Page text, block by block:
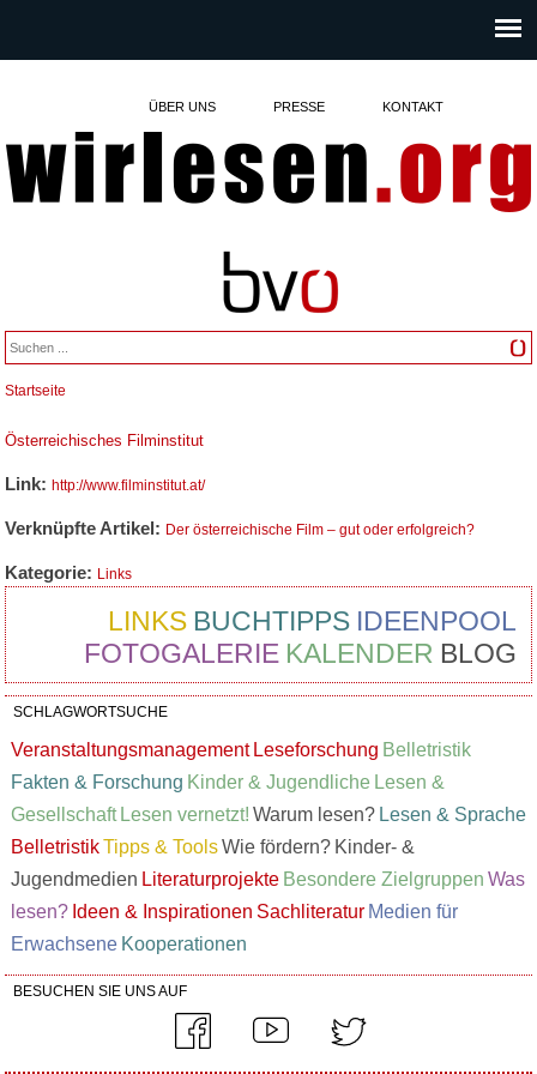
ÜBER UNS PRESSE KONTAKT
Sie sind hier
Startseite
Österreichisches Filminstitut
Link:http://www.filminstitut.at/
Verknüpfte Artikel: Der österreichische Film – gut oder erfolgreich?
Kategorie: Links
IDEENPOOL
BUCHTIPPS
LINKS
BLOG
KALENDER
FOTOGALERIE
SCHLAGWORTSUCHE
Veranstaltungsmanagement Leseforschung Belletristik
Fakten & Forschung Kinder & Jugendliche Lesen &
Gesellschaft Lesen vernetzt! Warum lesen? Lesen & Sprache
Belletristik Tipps & Tools Wie fördern? Kinder- &
Jugendmedien Literaturprojekte Besondere Zielgruppen Was
lesen? Ideen & Inspirationen Sachliteratur Medien für
Erwachsene Kooperationen
BESUCHEN SIE UNS AUF